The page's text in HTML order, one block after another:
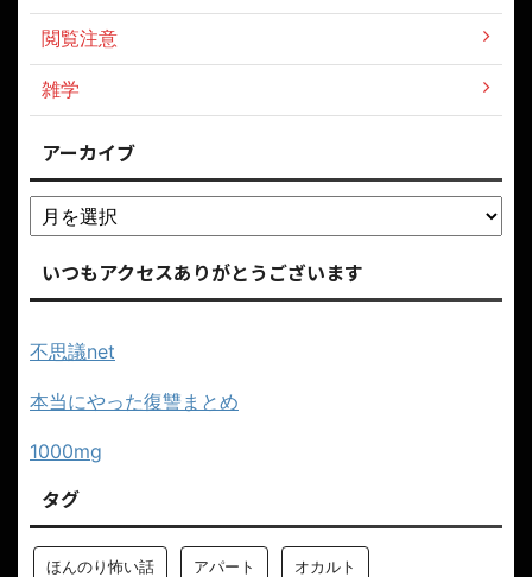
閲覧注意
雑学
アーカイブ
いつもアクセスありがとうございます
不思議net
本当にやった復讐まとめ
1000mg
タグ
ほんのり怖い話 アパート オカルト